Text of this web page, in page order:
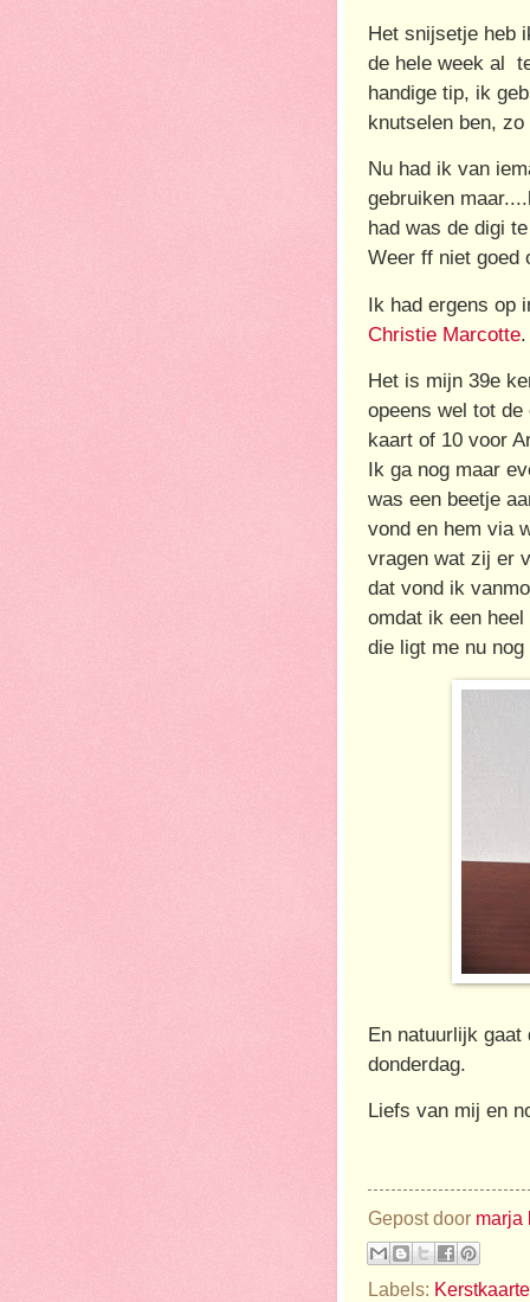
Het snijsetje heb
de hele week al
handige tip, ik
knutselen ben, zo
Nu had ik van
gebruiken
had was de digi
Weer ff niet goed
Ik had ergens op
Christie Marcotte.
Het is mijn 39e
opeens wel tot
kaart of 10 voor
Ik ga nog maar
was een beetje
vond en hem via
vragen wat zij er
dat vond ik
omdat ik een
die ligt me nu
En natuurlijk
donderdag.
Liefs van mij en
Gepost door marja
Labels: